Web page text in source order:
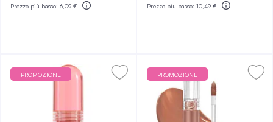
Prezzo più basso: 6,09 € Prezzo più basso: 10,49 €
PROMOZIONE PROMOZIONE